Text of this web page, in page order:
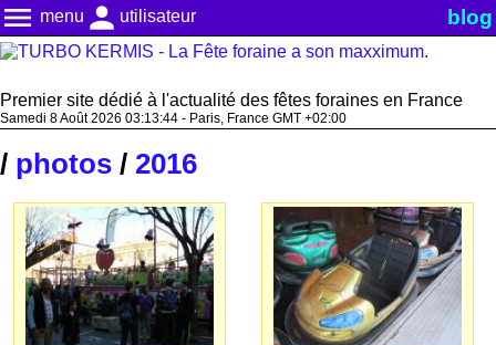
menu menu person utilisateur blog
Premier site dédié à l'actualité des fêtes foraines en France
Samedi 8 Août 2026 03:13:46 - Paris, France GMT +02:00
/ photos / 2016